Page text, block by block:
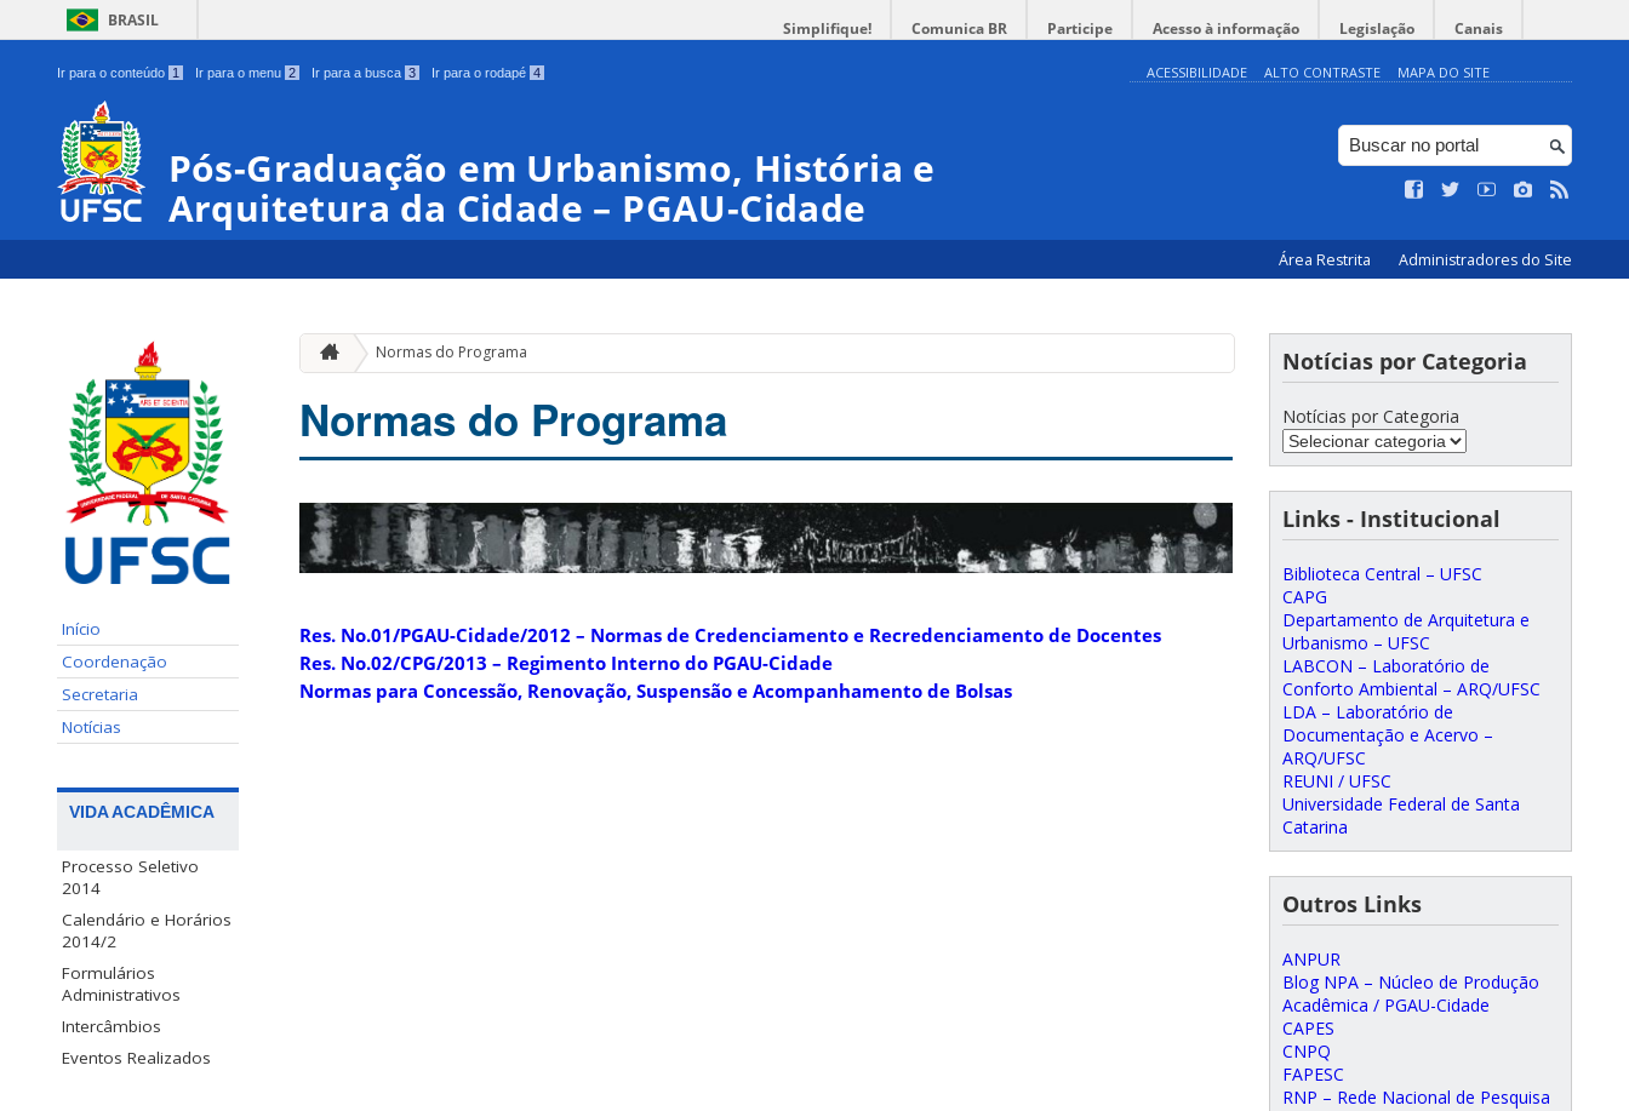
BRASIL Simplifique! Comunica BR Participe Acesso à informação Legislação Canais
Ir para o conteúdo 1 Ir para o menu 2 Ir para a busca 3 Ir para o rodapé 4 ACESSIBILIDADE ALTO CONTRASTE MAPA DO SITE
Pós-Graduação em Urbanismo, História e
Arquitetura da Cidade – PGAU-Cidade
Área Restrita Administradores do Site
Início
Coordenação
Secretaria
Notícias
VIDA ACADÊMICA
Processo Seletivo
2014
Calendário e Horários
2014/2
Formulários
Administrativos
Intercâmbios
Eventos Realizados
Normas do Programa
Normas do Programa
Res. No.01/PGAU-Cidade/2012 – Normas de Credenciamento e Recredenciamento de Docentes
Res. No.02/CPG/2013 – Regimento Interno do PGAU-Cidade
Normas para Concessão, Renovação, Suspensão e Acompanhamento de Bolsas
Notícias por Categoria
Notícias por Categoria
Links - Institucional
Biblioteca Central – UFSC
CAPG
Departamento de Arquitetura e
Urbanismo – UFSC
LABCON – Laboratório de
Conforto Ambiental – ARQ/UFSC
LDA – Laboratório de
Documentação e Acervo –
ARQ/UFSC
REUNI / UFSC
Universidade Federal de Santa
Catarina
Outros Links
ANPUR
Blog NPA – Núcleo de Produção
Acadêmica / PGAU-Cidade
CAPES
CNPQ
FAPESC
RNP – Rede Nacional de Pesquisa